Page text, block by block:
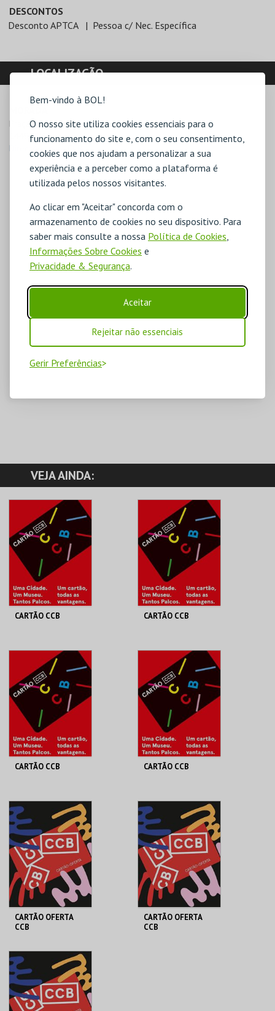
Bem-vindo à BOL!
O nosso site utiliza cookies essenciais para o
funcionamento do site e, com o seu consentimento,
cookies que nos ajudam a personalizar a sua
experiência e a perceber como a plataforma é
utilizada pelos nossos visitantes.
Ao clicar em "Aceitar" concorda com o
armazenamento de cookies no seu dispositivo. Para
saber mais consulte a nossa Política de Cookies,
Informações Sobre Cookies e
Privacidade & Segurança.
Aceitar
Rejeitar não essenciais
Gerir Preferências
DESCONTOS
Desconto APTCA
Pessoa c/ Nec. Específica
LOCALIZAÇÃO
Praça do Império
1449-003 Lisboa
Direcções para CCB
VEJA AINDA:
CARTÃO CCB
UNO | ANUAL
MAIS INFO
COMPRAR
CARTÃO CCB
<25 | ANUAL
MAIS INFO
COMPRAR
CARTÃO CCB
>65 | ANUAL
MAIS INFO
COMPRAR
CARTÃO CCB
DUPLO | ANUAL
MAIS INFO
COMPRAR
CARTÃO OFERTA
CCB
CARTÃO OFERTA 20€
MAIS INFO
CARTÃO OFERTA
CCB